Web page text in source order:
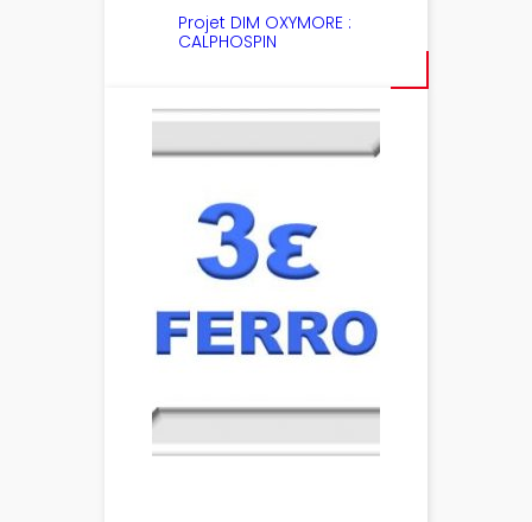
Projet DIM OXYMORE :
CALPHOSPIN